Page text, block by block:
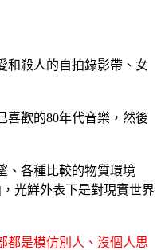
和殺人的自拍錄影帶、女
喜歡的80年代音樂，然後
、各種比較的物質環境
光鮮外表下是對現實世界
都是模仿別人、沒個人思